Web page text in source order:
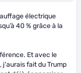
électrique
40 % grâce à la
Et avec le
j'aurais fait du Trump